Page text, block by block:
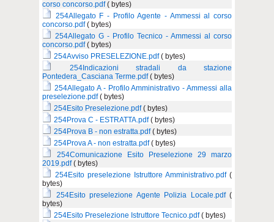
corso concorso.pdf ( bytes)
254Allegato F - Profilo Agente - Ammessi al corso
concorso.pdf ( bytes)
254Allegato G - Profilo Tecnico - Ammessi al corso
concorso.pdf ( bytes)
254Avviso PRESELEZIONE.pdf ( bytes)
254Indicazioni stradali da stazione
Pontedera_Casciana Terme.pdf ( bytes)
254Allegato A - Profilo Amministrativo - Ammessi alla
preselezione.pdf ( bytes)
254Esito Preselezione.pdf ( bytes)
254Prova C - ESTRATTA.pdf ( bytes)
254Prova B - non estratta.pdf ( bytes)
254Prova A - non estratta.pdf ( bytes)
254Comunicazione Esito Preselezione 29 marzo
2019.pdf ( bytes)
254Esito preselezione Istruttore Amministrativo.pdf (
bytes)
254Esito preselezione Agente Polizia Locale.pdf (
bytes)
254Esito Preselezione Istruttore Tecnico.pdf ( bytes)